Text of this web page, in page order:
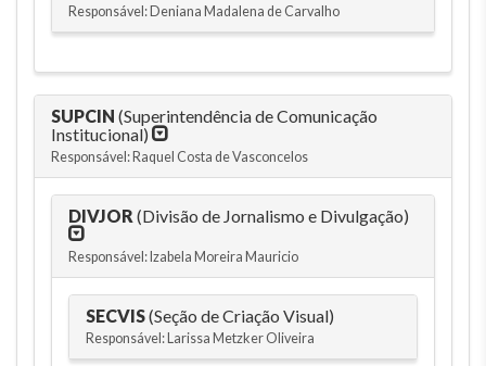
Responsável: Deniana Madalena de Carvalho
SUPCIN (Superintendência de Comunicação
Institucional)
Responsável: Raquel Costa de Vasconcelos
DIVJOR (Divisão de Jornalismo e Divulgação)
Responsável: Izabela Moreira Mauricio
SECVIS(Seção de Criação Visual)
Responsável: Larissa Metzker Oliveira